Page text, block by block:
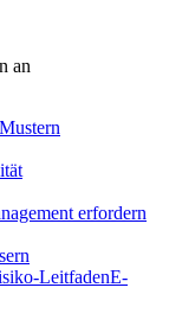
an
erfordern
LeitfadenE-